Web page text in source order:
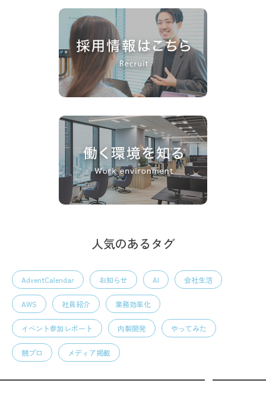
人気のあるタグ
AdventCalendar お知らせ AI 会社生活
AWS 社員紹介 業務効率化
イベント参加レポート 内製開発 やってみた
競プロ メディア掲載